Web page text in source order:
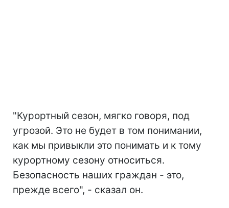
"Курортный сезон, мягко говоря, под
угрозой. Это не будет в том понимании,
как мы привыкли это понимать и к тому
курортному сезону относиться.
Безопасность наших граждан - это,
прежде всего", - сказал он.